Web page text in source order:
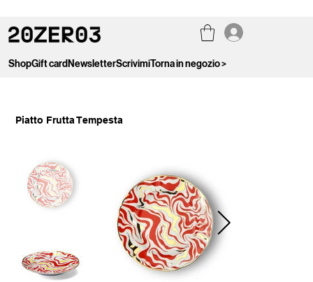
ShopGift card NewsletterScrivimiTorna in negozio >
Piatto Frutta Tempesta